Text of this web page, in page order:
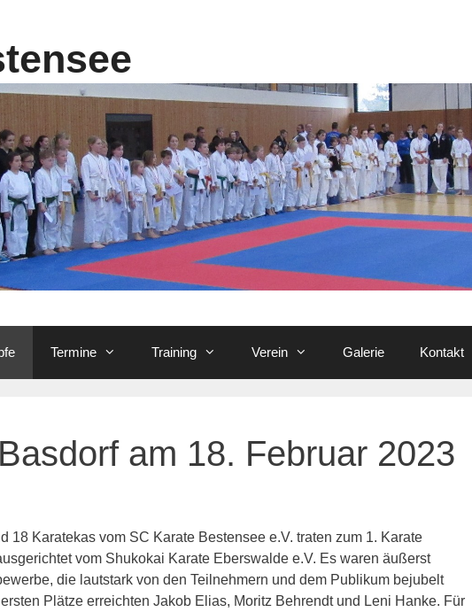
Termine Training Verein Galerie Kontakt
am 18. Februar 2023
18 Karatekas vom SC Karate Bestensee e.V. traten zum 1. Karate
vom Shukokai Karate Eberswalde e.V. Es waren äußerst
die lautstark von den Teilnehmern und dem Publikum bejubelt
Plätze erreichten Jakob Elias, Moritz Behrendt und Leni Hanke. Für